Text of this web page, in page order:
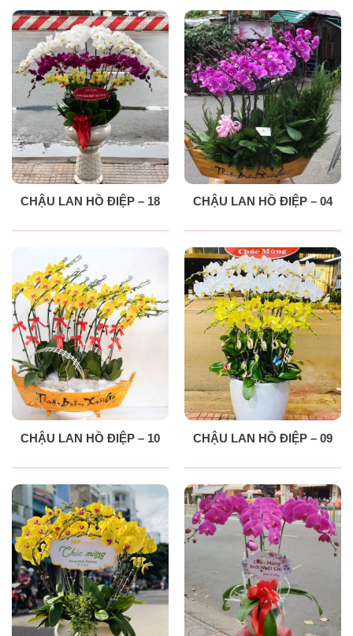
CHẬU LAN HỒ ĐIỆP – 18 CHẬU LAN HỒ ĐIỆP – 04
CHẬU LAN HỒ ĐIỆP – 10 CHẬU LAN HỒ ĐIỆP – 09